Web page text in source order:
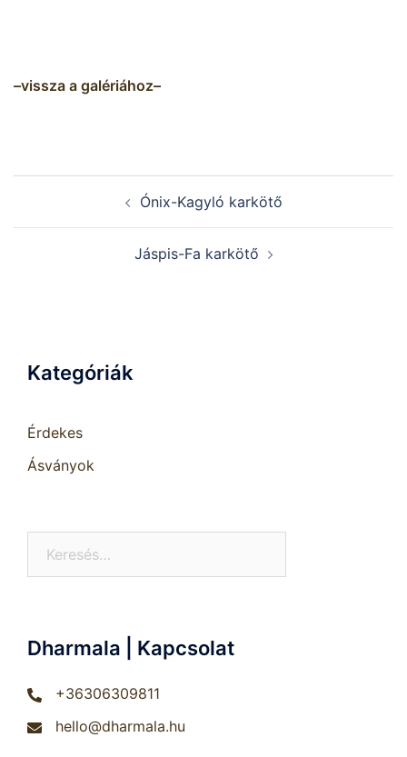
–vissza a galériához–
Ónix-Kagyló karkötő
Jáspis-Fa karkötő
Kategóriák
Érdekes
Ásványok
Dharmala | Kapcsolat
+36306309811
hello@dharmala.hu